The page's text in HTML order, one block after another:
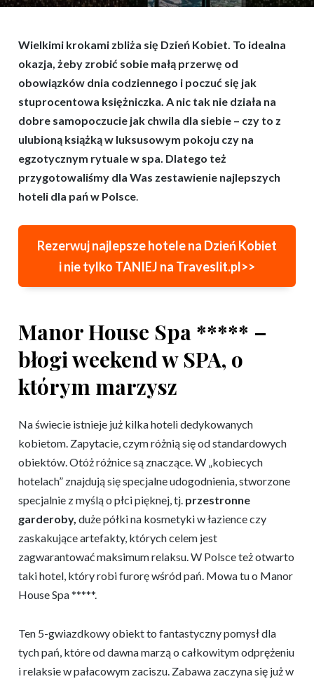
Wielkimi krokami zbliża się Dzień Kobiet. To idealna
okazja, żeby zrobić sobie małą przerwę od
obowiązków dnia codziennego i poczuć się jak
stuprocentowa księżniczka. A nic tak nie działa na
dobre samopoczucie jak chwila dla siebie – czy to z
ulubioną książką w luksusowym pokoju czy na
egzotycznym rytuale w spa. Dlatego też
przygotowaliśmy dla Was zestawienie najlepszych
hoteli dla pań w Polsce.
Rezerwuj najlepsze hotele na Dzień Kobiet
i nie tylko TANIEJ na Traveslit.pl>>
Manor House Spa ***** –
błogi weekend w SPA, o
którym marzysz
Na świecie istnieje już kilka hoteli dedykowanych
kobietom. Zapytacie, czym różnią się od standardowych
obiektów. Otóż różnice są znaczące. W „kobiecych
hotelach” znajdują się specjalne udogodnienia, stworzone
specjalnie z myślą o płci pięknej, tj. przestronne
garderoby,duże półki na kosmetyki w łazience czy
zaskakujące artefakty, których celem jest
zagwarantować maksimum relaksu. W Polsce też otwarto
taki hotel, który robi furorę wśród pań. Mowa tu o Manor
House Spa *****.
Ten 5-gwiazdkowy obiekt to fantastyczny pomysł dla
tych pań, które od dawna marzą o całkowitym odprężeniu
i relaksie w pałacowym zaciszu. Zabawa zaczyna się już w